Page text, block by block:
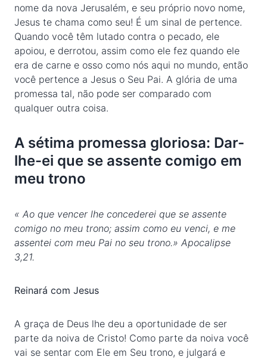
nome da nova Jerusalém, e seu próprio novo nome,
Jesus te chama como seu! É um sinal de pertence.
Quando você têm lutado contra o pecado, ele
apoiou, e derrotou, assim como ele fez quando ele
era de carne e osso como nós aqui no mundo, então
você pertence a Jesus o Seu Pai. A glória de uma
promessa tal, não pode ser comparado com
qualquer outra coisa.
A sétima promessa gloriosa: Dar-
lhe-ei que se assente comigo em
meu trono
« Ao que vencer lhe concederei que se assente
comigo no meu trono; assim como eu venci, e me
assentei com meu Pai no seu trono.» Apocalipse
3,21.
Reinará com Jesus
A graça de Deus lhe deu a oportunidade de ser
parte da noiva de Cristo! Como parte da noiva você
vai se sentar com Ele em Seu trono, e julgará e